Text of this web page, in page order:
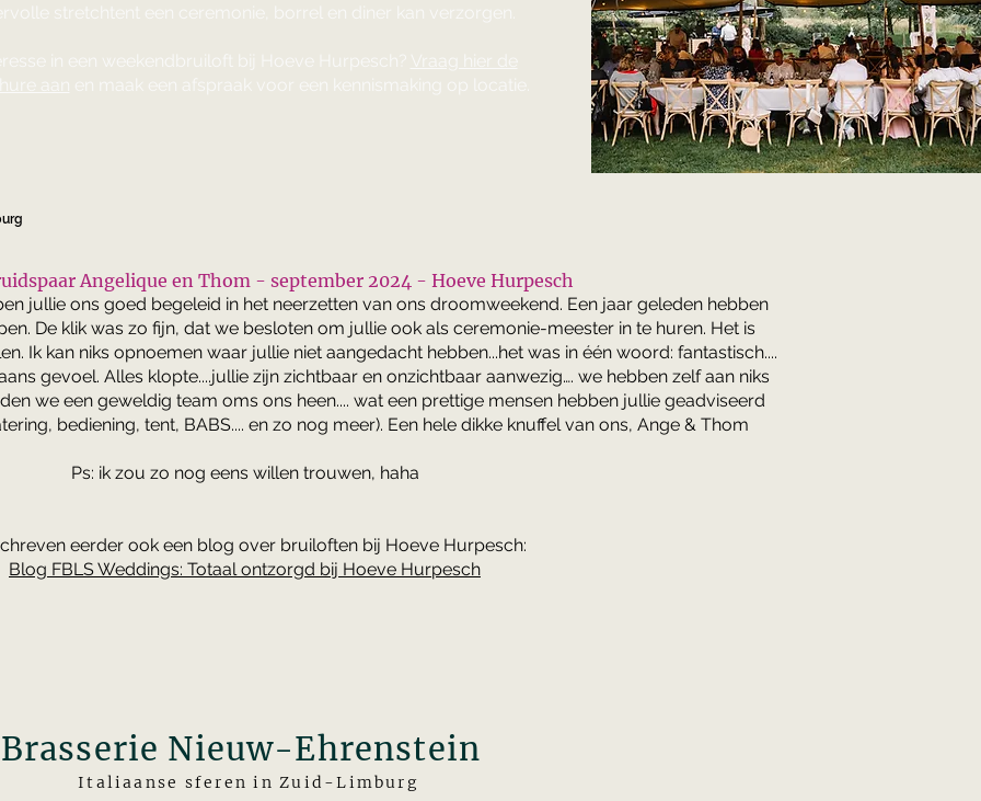
stretchtent een ceremonie, borrel en diner kan verzorgen.
in een weekendbruiloft bij Hoeve Hurpesch? Vraag hier de
aan en maak een afspraak voor een kennismaking op locatie.
Angelique en Thom - september 2024 - Hoeve Hurpesch
jullie ons goed begeleid in het neerzetten van ons droomweekend. Een jaar geleden hebben
De klik was zo fijn, dat we besloten om jullie ook als ceremonie-meester in te huren. Het is
Ik kan niks opnoemen waar jullie niet aangedacht hebben...het was in één woord: fantastisch....
gevoel. Alles klopte....jullie zijn zichtbaar en onzichtbaar aanwezig…. we hebben zelf aan niks
we een geweldig team oms ons heen.... wat een prettige mensen hebben jullie geadviseerd
bediening, tent, BABS.... en zo nog meer). Een hele dikke knuffel van ons, Ange & Thom
Ps: ik zou zo nog eens willen trouwen, haha
eerder ook een blog over bruiloften bij Hoeve Hurpesch:
Blog FBLS Weddings: Totaal ontzorgd bij Hoeve Hurpesch
Brasserie Nieuw-Ehrenstein
Italiaanse sferen in Zuid-Limburg